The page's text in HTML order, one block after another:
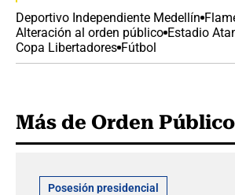
Deportivo Independiente Medellín
Alteración al orden público Estadio
Copa Libertadores Fútbol
Más de Orden Público
Posesión presidencial